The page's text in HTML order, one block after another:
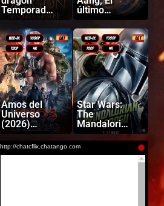
Temporada
3 (2026)
Latino |
Ingles
último
Maestro
Aire (2026)
Latino |
Inglés
Amos del
Universo
(2026)
Latino |
Inglés
Star Wars:
The
Mandaloria
n and
Grogu
(2026)